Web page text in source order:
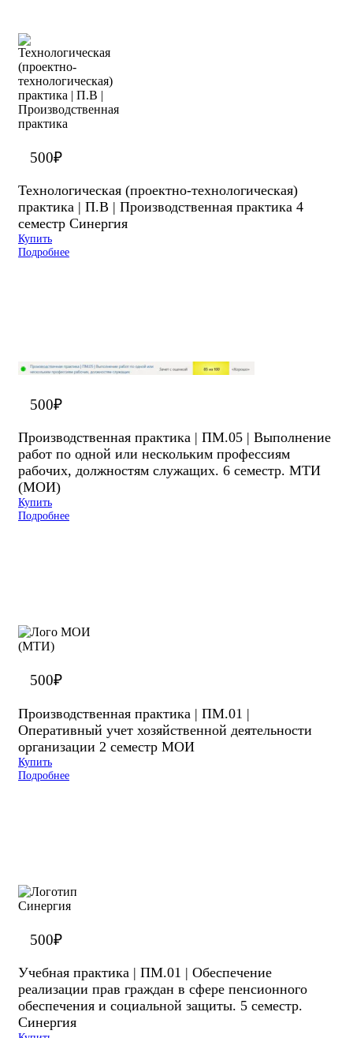
500₽
Технологическая (проектно-технологическая)
практика | П.В | Производственная практика 4
семестр Синергия
Купить
Подробнее
500₽
Производственная практика | ПМ.05 | Выполнение
работ по одной или нескольким профессиям
рабочих, должностям служащих. 6 семестр. МТИ
(МОИ)
Купить
Подробнее
500₽
Производственная практика | ПМ.01 |
Оперативный учет хозяйственной деятельности
организации 2 семестр МОИ
Купить
Подробнее
500₽
Учебная практика | ПМ.01 | Обеспечение
реализации прав граждан в сфере пенсионного
обеспечения и социальной защиты. 5 семестр.
Синергия